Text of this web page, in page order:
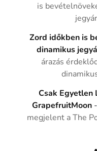
is
Zord időkben is
dinamikus
árazás
Csak Egyetlen
GrapefruitMoon -
megjelent a The